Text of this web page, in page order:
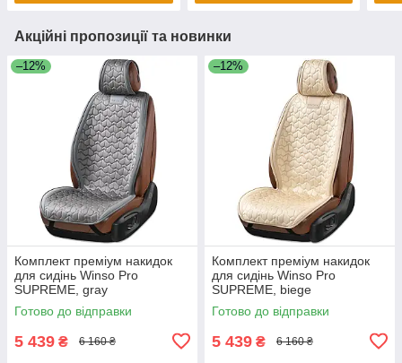
Акційні пропозиції та новинки
–12%
Комплект преміум накидок
для сидінь Winso Pro
SUPREME, gray
Готово до відправки
5 439 ₴ 6 160 ₴
–12%
Комплект преміум накидок
для сидінь Winso Pro
SUPREME, biege
Готово до відправки
5 439 ₴ 6 160 ₴